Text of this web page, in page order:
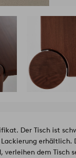
Der Tisch ist
erhältlich.
dem Tisch